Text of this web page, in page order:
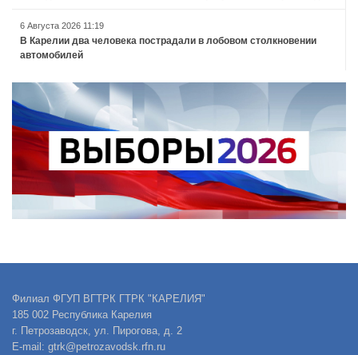
6 Августа 2026 11:19
В Карелии два человека пострадали в лобовом столкновении
автомобилей
Филиал ФГУП ВГТРК ГТРК "КАРЕЛИЯ"
185 002 Республика Карелия
г. Петрозаводск, ул. Пирогова, д. 2
E-mail: gtrk@petrozavodsk.rfn.ru